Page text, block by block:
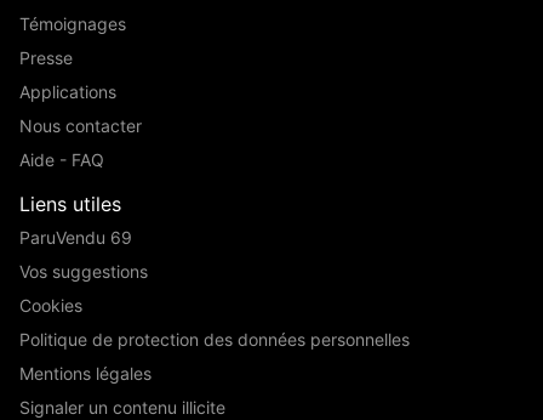
Témoignages
Presse
Applications
Nous contacter
Aide - FAQ
Liens utiles
ParuVendu 69
Vos suggestions
Cookies
Politique de protection des données personnelles
Mentions légales
Signaler un contenu illicite